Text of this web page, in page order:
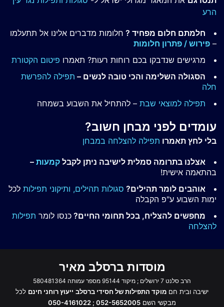
הרע
חלמתם חלום מפחיד ? חלומות מדברים אלינו אל תתעלמו
– פירוש / פתרון חלומות
מרגישים שנדבקו בכם רוחות רעות? תאמרו פיטום הקטורת
הסגולה השלימה והכי טובה לנשים – תפילה להפרשת
חלה
תפילה למוצאי שבת – להתחיל את השבוע בשמחה
עומדים לפני מבחן חשוב?
בלי לחץ תאמרו תפילה להצלחה במבחן
אצלנו בתרומה סמלית לישיבה ניתן לקבל קמעות –
בהתאמה אישית!
אוהבים לומר תהילים? סגולות תהילים, ותיקוני תפילות לכל
ימות השבוע ע"פ הקבלה
מחפשים להצליח, בכל תחומי החיים? כנסו לומר תפילות
להצלחה
מוסדות ברסלב מאיר
הרב סלנט 7 ירושלים ; מיקוד 95144 מספר עמותה 580481364
ישיבה ובית חם מוקד התפילות של חסידי ברסלב ייעוץ רוחני חינם לכל
מבקשי השם 052-5652005 ; 050-4161022